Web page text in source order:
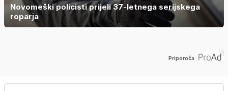
Novomeški policisti prijeli 37-letnega serijskega
roparja
Priporoča